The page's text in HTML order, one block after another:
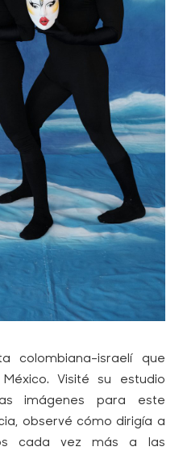
colombiana-israelí que
Visité su estudio
imágenes para este
observé cómo dirigía a
cada vez más a las